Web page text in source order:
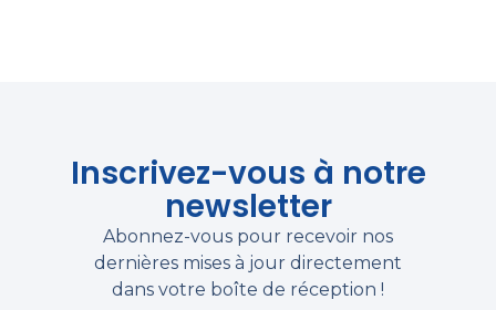
Inscrivez-vous à notre
newsletter
Abonnez-vous pour recevoir nos
dernières mises à jour directement
dans votre boîte de réception !